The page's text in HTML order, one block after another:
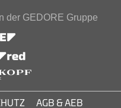
der GEDORE Gruppe
AGB & AEB